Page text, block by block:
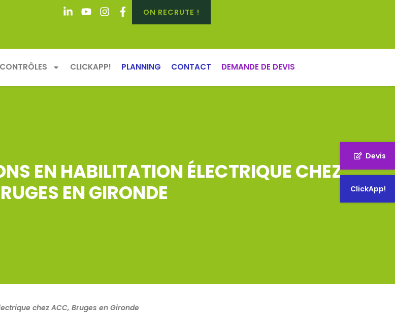
ON RECRUTE !
CLICKAPP! PLANNING CONTACT DEMANDE DE DEVIS
Devis
ClickApp!
EN HABILITATION ÉLECTRIQUE CHEZ
EN GIRONDE
chez ACC, Bruges en Gironde